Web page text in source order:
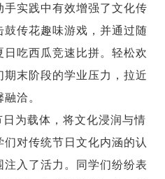
手实践中有效增强了文化传
传花趣味游戏，并通过随
吃西瓜竞速比拼。轻松欢
末阶段的学业压力，拉近
洽。
为载体，将文化浸润与情
对传统节日文化内涵的认
入了活力。同学们纷纷表